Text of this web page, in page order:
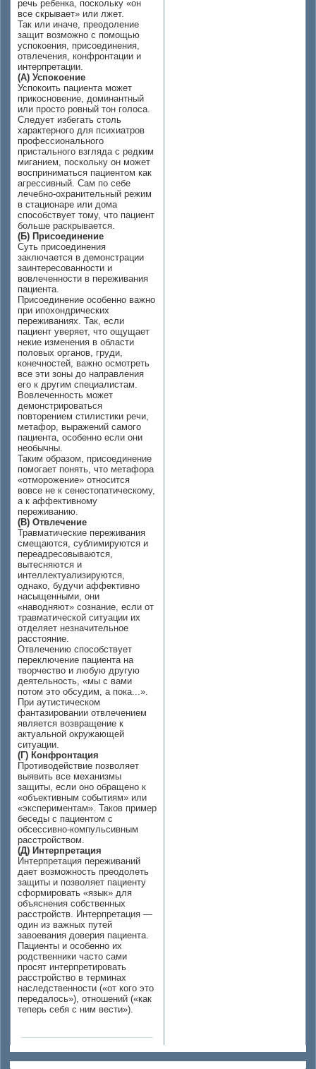
речь ребенка, поскольку «он
все скрывает» или лжет.
Так или иначе, преодоление
защит возможно с помощью
успокоения, присоединения,
отвлечения, конфронтации и
интерпретации.
(А) Успокоение
Успокоить пациента может
прикосновение, доминантный
или просто ровный тон голоса.
Следует избегать столь
характерного для психиатров
профессионального
пристального взгляда с редким
миганием, поскольку он может
восприниматься пациентом как
агрессивный. Сам по себе
лечебно-охранительный режим
в стационаре или дома
способствует тому, что пациент
больше раскрывается.
(Б) Присоединение
Суть присоединения
заключается в демонстрации
заинтересованности и
вовлеченности в переживания
пациента.
Присоединение особенно важно
при ипохондрических
переживаниях. Так, если
пациент уверяет, что ощущает
некие изменения в области
половых органов, груди,
конечностей, важно осмотреть
все эти зоны до направления
его к другим специалистам.
Вовлеченность может
демонстрироваться
повторением стилистики речи,
метафор, выражений самого
пациента, особенно если они
необычны.
Таким образом, присоединение
помогает понять, что метафора
«отморожение» относится
вовсе не к сенестопатическому,
а к аффективному
переживанию.
(В) Отвлечение
Травматические переживания
смещаются, сублимируются и
переадресовываются,
вытесняются и
интеллектуализируются,
однако, будучи аффективно
насыщенными, они
«наводняют» сознание, если от
травматической ситуации их
отделяет незначительное
расстояние.
Отвлечению способствует
переключение пациента на
творчество и любую другую
деятельность, «мы с вами
потом это обсудим, а пока...».
При аутистическом
фантазировании отвлечением
является возвращение к
актуальной окружающей
ситуации.
(Г) Конфронтация
Противодействие позволяет
выявить все механизмы
защиты, если оно обращено к
«объективным событиям» или
«экспериментам». Таков пример
беседы с пациентом с
обсессивно-компульсивным
расстройством.
(Д) Интерпретация
Интерпретация переживаний
дает возможность преодолеть
защиты и позволяет пациенту
сформировать «язык» для
объяснения собственных
расстройств. Интерпретация —
один из важных путей
завоевания доверия пациента.
Пациенты и особенно их
родственники часто сами
просят интерпретировать
расстройство в терминах
наследственности («от кого это
передалось»), отношений («как
теперь себя с ним вести»).